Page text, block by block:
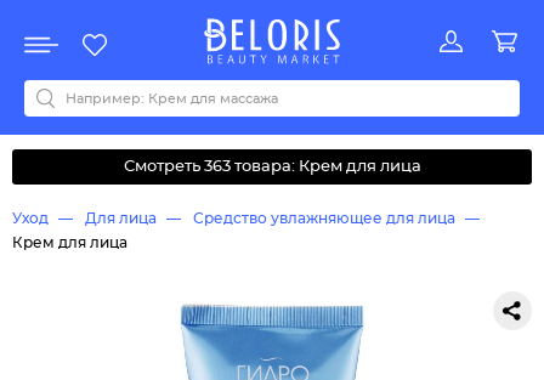
Акции
Все бренды
0-9ABCDEFGHIJKLMNOPQRSTUVWYZАБВДЗИМОКЛНПРСТУФ
Смотреть 363 товара: Крем для лица
Уход Для лица
Средство увлажняющее для лица
Крем для лица